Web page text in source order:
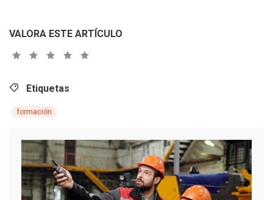
VALORA ESTE ARTÍCULO
Etiquetas
formación